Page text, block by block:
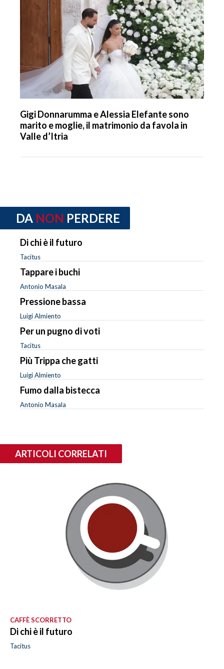
Gigi Donnarumma e Alessia Elefante sono
marito e moglie, il matrimonio da favola in
Valle d’Itria
DA NON PERDERE
Di chi è il futuro
Tacitus
Tappare i buchi
Antonio Masala
Pressione bassa
Luigi Almiento
Per un pugno di voti
Tacitus
Più Trippa che gatti
Luigi Almiento
Fumo dalla bistecca
Antonio Masala
ARTICOLI CORRELATI
CAFFÈ SCORRETTO
Di chi è il futuro
Tacitus